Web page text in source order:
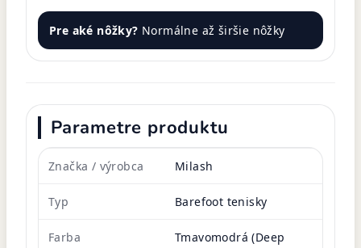
Pre aké nôžky? Normálne až širšie nôžky
Parametre produktu
Značka / výrobca Milash
Typ Barefoot tenisky
Farba
Tmavomodrá (Deep